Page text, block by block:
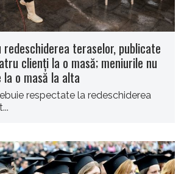
teraselor, publicate
clienţi la o masă; meniurile nu
o masă la alta
respectate la redeschiderea